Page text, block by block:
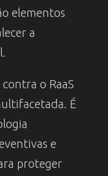
elementos
a
o RaaS
É
e
proteger